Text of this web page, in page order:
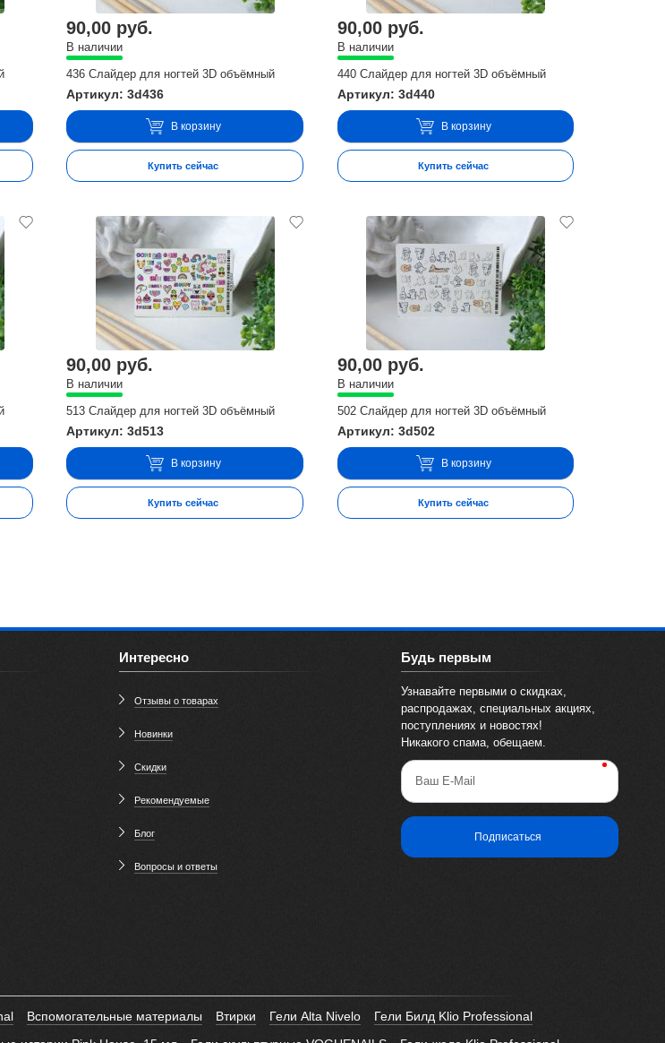
90,00 руб.
В наличии
436 Слайдер для ногтей 3D объёмный
Артикул: 3d436
В корзину
Купить сейчас
90,00 руб.
В наличии
440 Слайдер для ногтей 3D объёмный
Артикул: 3d440
В корзину
Купить сейчас
90,00 руб.
В наличии
513 Слайдер для ногтей 3D объёмный
Артикул: 3d513
В корзину
Купить сейчас
90,00 руб.
В наличии
502 Слайдер для ногтей 3D объёмный
Артикул: 3d502
В корзину
Купить сейчас
Интересно
Отзывы о товарах
Новинки
Скидки
Рекомендуемые
Блог
Вопросы и ответы
Будь первым
Узнавайте первыми о скидках,
распродажах, специальных акциях,
поступлениях и новостях!
Никакого спама, обещаем.
Ваш E-Mail
Подписаться
Вспомогательные материалы Втирки Гели Alta Nivelo
Гели Билд Klio Professional